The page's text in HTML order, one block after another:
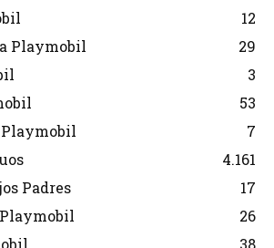
12
Playmobil
29
3
53
Playmobil
7
4.161
Padres
17
26
38